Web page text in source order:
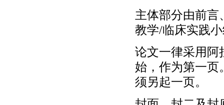
主体部分由前言
教学/临床实践
论文一律采用阿
始，作为第一页
须另起一页。